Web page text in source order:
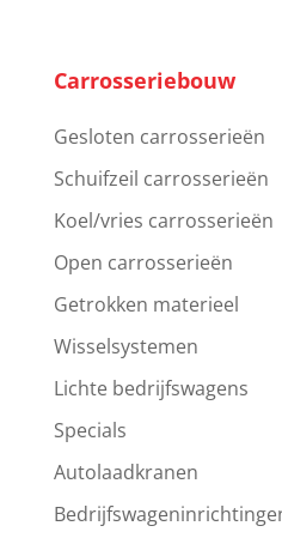
Carrosseriebouw
Gesloten carrosserieën
Schuifzeil carrosserieën
Koel/vries carrosserieën
Open carrosserieën
Getrokken materieel
Wisselsystemen
Lichte bedrijfswagens
Specials
Autolaadkranen